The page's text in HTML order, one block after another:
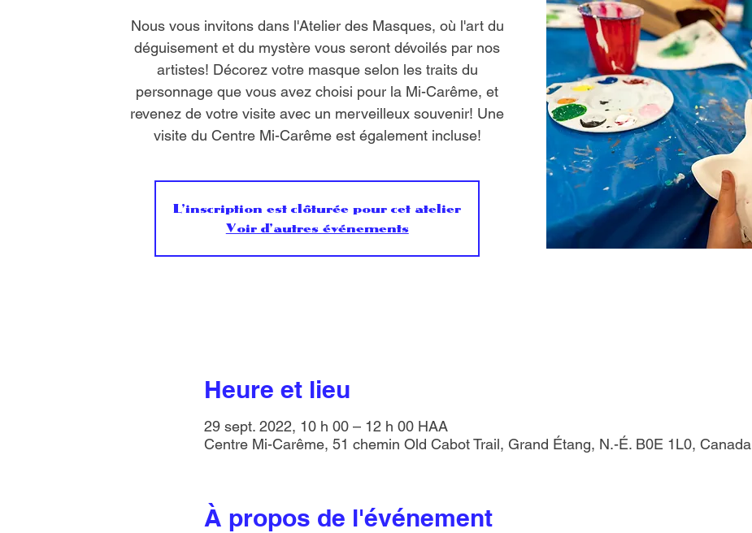
Nous vous invitons dans l'Atelier des Masques, où l'art du
déguisement et du mystère vous seront dévoilés par nos
artistes! Décorez votre masque selon les traits du
personnage que vous avez choisi pour la Mi-Carême, et
revenez de votre visite avec un merveilleux souvenir! Une
visite du Centre Mi-Carême est également incluse!
L'inscription est clôturée pour cet atelier
Voir d'autres événements
Heure et lieu
29 sept. 2022, 10 h 00 – 12 h 00 HAA
Centre Mi-Carême, 51 chemin Old Cabot Trail, Grand Étang, N.-É. B0E 1L0, Canada
À propos de l'événement